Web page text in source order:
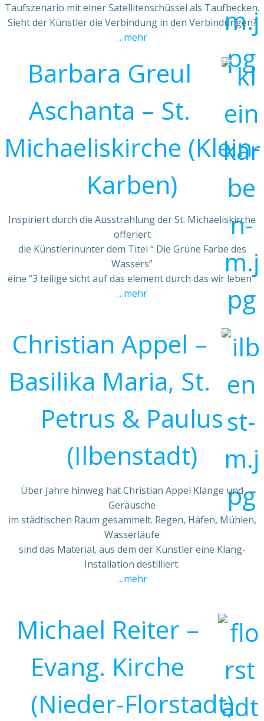
Taufszenario mit einer Satellitenschüssel als Taufbecken.
Sieht der Künstler die Verbindung in den Verbindungen?
…mehr
Barbara Greul
Aschanta – St.
Michaeliskirche (Klein-
Karben)
Inspiriert durch die Ausstrahlung der St. Michaeliskirche
offeriert
die Künstlerinunter dem Titel “ Die Grüne Farbe des
Wassers”
eine “3 teilige sicht auf das element durch das wir leben”.
…mehr
Christian Appel –
Basilika Maria, St.
Petrus & Paulus
(Ilbenstadt)
Über Jahre hinweg hat Christian Appel Klänge und
Geräusche
im städtischen Raum gesammelt. Regen, Häfen, Mühlen,
Wasserläufe
sind das Material, aus dem der Künstler eine Klang-
Installation destilliert.
…mehr
Michael Reiter –
Evang. Kirche
(Nieder-Florstadt)